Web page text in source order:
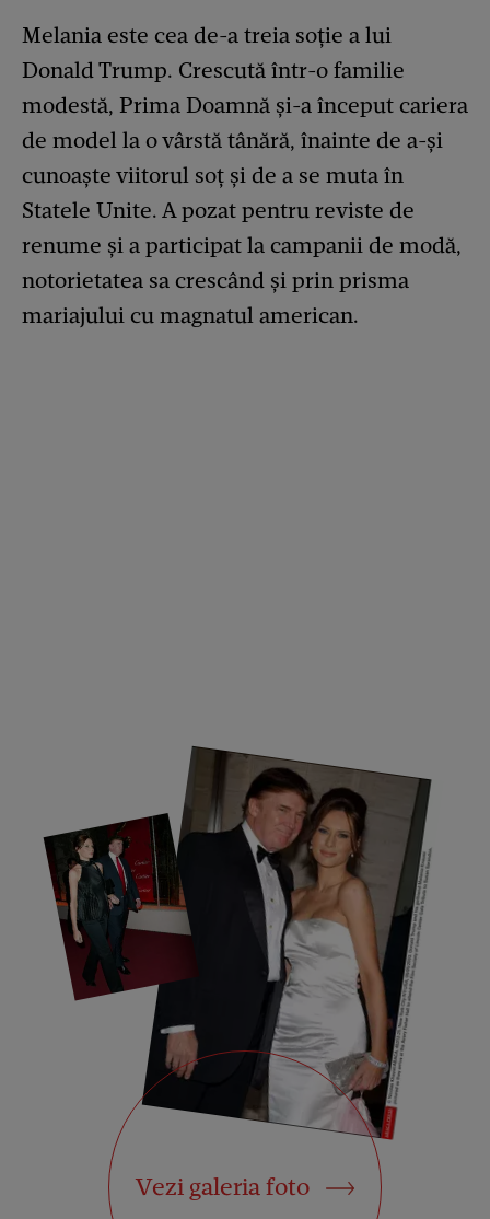
Melania este cea de-a treia soție a lui
Donald Trump. Crescută într-o familie
modestă, Prima Doamnă și-a început cariera
de model la o vârstă tânără, înainte de a-și
cunoaște viitorul soț și de a se muta în
Statele Unite. A pozat pentru reviste de
renume și a participat la campanii de modă,
notorietatea sa crescând și prin prisma
mariajului cu magnatul american.
Vezi galeria foto